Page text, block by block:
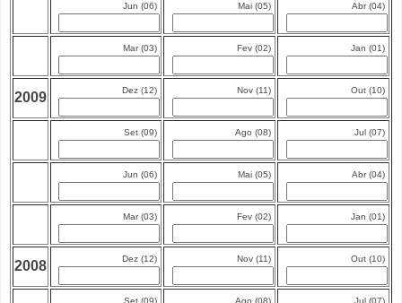
Jun (06) Mai (05) Abr (04)
Mar (03) Fev (02) Jan (01)
2009 Dez (12) Nov (11) Out (10)
Set (09) Ago (08) Jul (07)
Jun (06) Mai (05) Abr (04)
Mar (03) Fev (02) Jan (01)
2008 Dez (12) Nov (11) Out (10)
Set (09) Ago (08) Jul (07)